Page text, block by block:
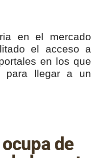
en el mercado
el acceso a
en los que
para llegar a un
de